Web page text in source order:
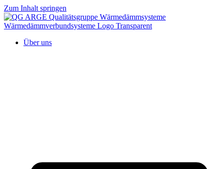
Zum Inhalt springen
Über uns